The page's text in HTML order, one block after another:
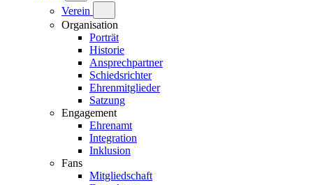
Verein
Organisation
Porträt
Historie
Ansprechpartner
Schiedsrichter
Ehrenmitglieder
Satzung
Engagement
Ehrenamt
Integration
Inklusion
Fans
Mitgliedschaft